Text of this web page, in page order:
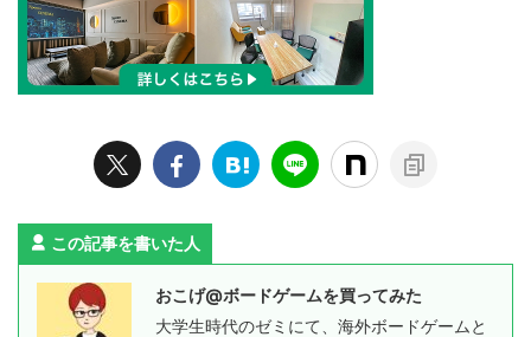
この記事を書いた人
おこげ@ボードゲームを買ってみた
大学生時代のゼミにて、海外ボードゲームと